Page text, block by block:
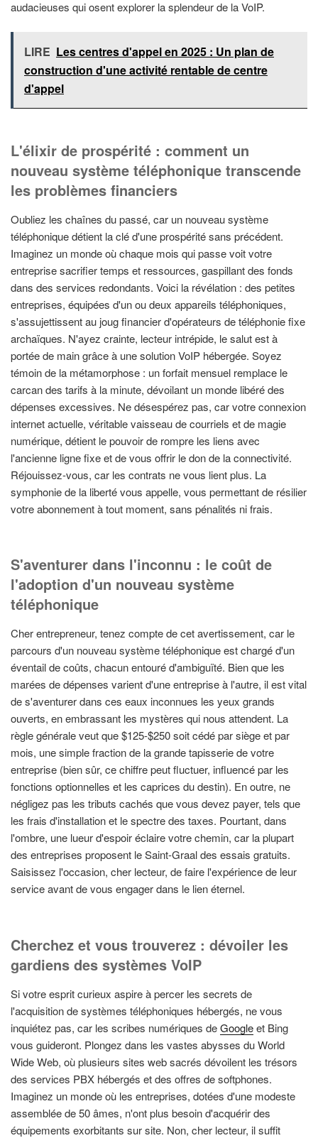
audacieuses qui osent explorer la splendeur de la VoIP.
LIRE Les centres d'appel en 2025 : Un plan de
construction d'une activité rentable de centre
d'appel
L'élixir de prospérité : comment un
nouveau système téléphonique transcende
les problèmes financiers
Oubliez les chaînes du passé, car un nouveau système
téléphonique détient la clé d'une prospérité sans précédent.
Imaginez un monde où chaque mois qui passe voit votre
entreprise sacrifier temps et ressources, gaspillant des fonds
dans des services redondants. Voici la révélation : des petites
entreprises, équipées d'un ou deux appareils téléphoniques,
s'assujettissent au joug financier d'opérateurs de téléphonie fixe
archaïques. N'ayez crainte, lecteur intrépide, le salut est à
portée de main grâce à une solution VoIP hébergée. Soyez
témoin de la métamorphose : un forfait mensuel remplace le
carcan des tarifs à la minute, dévoilant un monde libéré des
dépenses excessives. Ne désespérez pas, car votre connexion
internet actuelle, véritable vaisseau de courriels et de magie
numérique, détient le pouvoir de rompre les liens avec
l'ancienne ligne fixe et de vous offrir le don de la connectivité.
Réjouissez-vous, car les contrats ne vous lient plus. La
symphonie de la liberté vous appelle, vous permettant de résilier
votre abonnement à tout moment, sans pénalités ni frais.
S'aventurer dans l'inconnu : le coût de
l'adoption d'un nouveau système
téléphonique
Cher entrepreneur, tenez compte de cet avertissement, car le
parcours d'un nouveau système téléphonique est chargé d'un
éventail de coûts, chacun entouré d'ambiguïté. Bien que les
marées de dépenses varient d'une entreprise à l'autre, il est vital
de s'aventurer dans ces eaux inconnues les yeux grands
ouverts, en embrassant les mystères qui nous attendent. La
règle générale veut que $125-$250 soit cédé par siège et par
mois, une simple fraction de la grande tapisserie de votre
entreprise (bien sûr, ce chiffre peut fluctuer, influencé par les
fonctions optionnelles et les caprices du destin). En outre, ne
négligez pas les tributs cachés que vous devez payer, tels que
les frais d'installation et le spectre des taxes. Pourtant, dans
l'ombre, une lueur d'espoir éclaire votre chemin, car la plupart
des entreprises proposent le Saint-Graal des essais gratuits.
Saisissez l'occasion, cher lecteur, de faire l'expérience de leur
service avant de vous engager dans le lien éternel.
Cherchez et vous trouverez : dévoiler les
gardiens des systèmes VoIP
Si votre esprit curieux aspire à percer les secrets de
l'acquisition de systèmes téléphoniques hébergés, ne vous
inquiétez pas, car les scribes numériques deGoogleet Bing
vous guideront. Plongez dans les vastes abysses du World
Wide Web, où plusieurs sites web sacrés dévoilent les trésors
des services PBX hébergés et des offres de softphones.
Imaginez un monde où les entreprises, dotées d'une modeste
assemblée de 50 âmes, n'ont plus besoin d'acquérir des
équipements exorbitants sur site. Non, cher lecteur, il suffit